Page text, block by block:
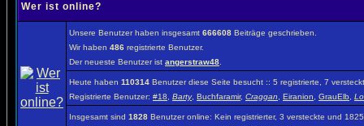
Wer ist online?
Unsere Benutzer haben insgesamt 666608 Beiträge geschrieben.
Wir haben 486 registrierte Benutzer.
Der neueste Benutzer ist angerstraw48
Heute haben 110314 Benutzer diese Seite besucht :: 5 registrierte, 7
Registrierte Benutzer: #18 Barty, Buchfaramir, Craggan Eiranion GrauElb
Insgesamt sind 1828 Benutzer online: Kein registrierter, 3 versteckte und